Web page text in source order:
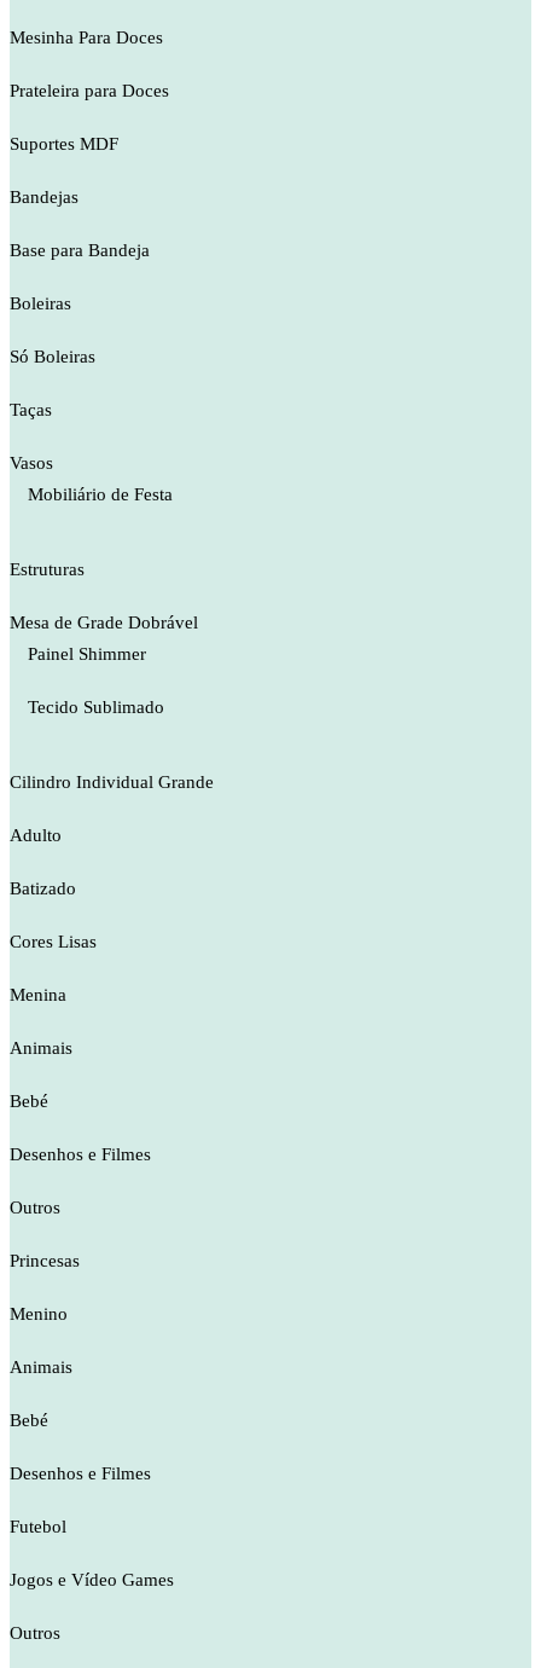
Mesinha Para Doces
Prateleira para Doces
Suportes MDF
Bandejas
Base para Bandeja
Boleiras
Só Boleiras
Taças
Vasos
Mobiliário de Festa
Estruturas
Mesa de Grade Dobrável
Painel Shimmer
Tecido Sublimado
Cilindro Individual Grande
Adulto
Batizado
Cores Lisas
Menina
Animais
Bebé
Desenhos e Filmes
Outros
Princesas
Menino
Animais
Bebé
Desenhos e Filmes
Futebol
Jogos e Vídeo Games
Outros